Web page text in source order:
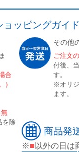
ョッピングガイ
合
）
無
を除
その他
ご注文
付後、
す。
※オリ
ます。
商品発
※■ 以外の日は